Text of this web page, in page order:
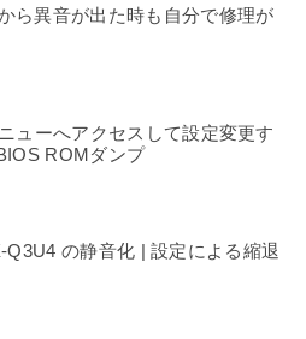
ら異音が出た時も自分で修理が
ューへアクセスして設定変更す
ROMダンプ
Q3U4 の静音化 | 設定による縮退